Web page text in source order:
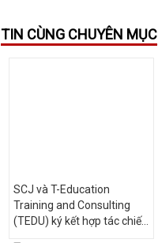
TIN CÙNG CHUYÊN MỤC
SCJ và T-Education
Training and Consulting
(TEDU) ký kết hợp tác chiến